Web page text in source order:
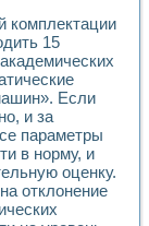
одномерных
INSTRUMENTS в
полигармонической
действия
решений в
систем» и
электрических
на
теории Коммутации
комплектации
15
Если
и за
параметры
в норму, и
оценку.
отклонение